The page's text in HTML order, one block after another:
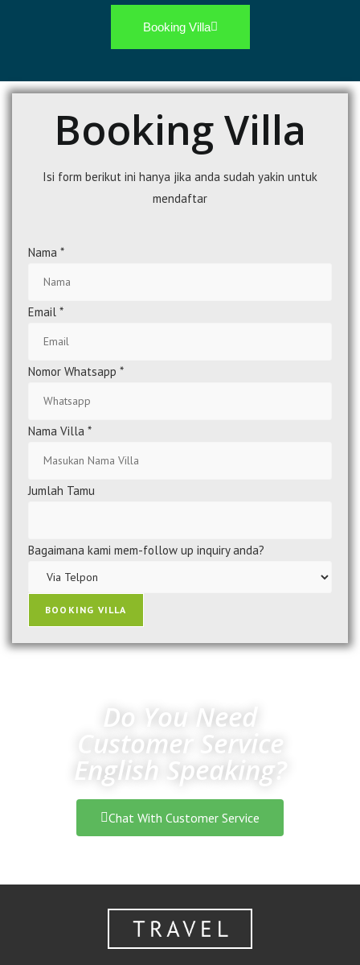
Booking Villa
Booking Villa
Isi form berikut ini hanya jika anda sudah yakin untuk
mendaftar
Nama *
Email *
Nomor Whatsapp *
Nama Villa *
Jumlah Tamu
Bagaimana kami mem-follow up inquiry anda?
BOOKING VILLA
Do You Need
Customer Service
English Speaking?
Chat With Customer Service